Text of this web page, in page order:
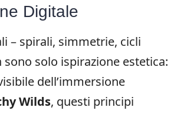
Digitale
– spirali, simmetrie, cicli
sono solo ispirazione estetica:
dell’immersione
Wilds, questi principi